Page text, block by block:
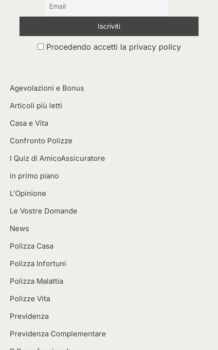
Procedendo accetti la privacy policy
Agevolazioni e Bonus
Articoli più letti
Casa e Vita
Confronto Polizze
I Quiz di AmicoAssicuratore
in primo piano
L'Opinione
Le Vostre Domande
News
Polizza Casa
Polizza Infortuni
Polizza Malattia
Polizze Vita
Previdenza
Previdenza Complementare